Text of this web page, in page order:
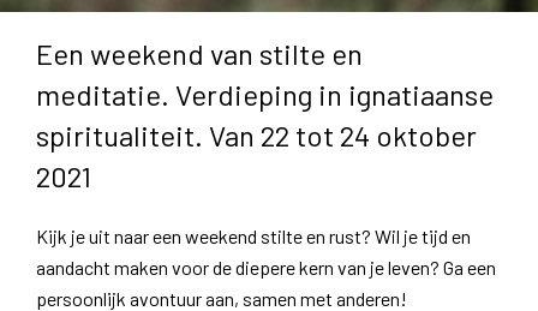
Een weekend van stilte en
meditatie. Verdieping in ignatiaanse
spiritualiteit. Van 22 tot 24 oktober
2021
Kijk je uit naar een weekend stilte en rust? Wil je tijd en
aandacht maken voor de diepere kern van je leven? Ga een
persoonlijk avontuur aan, samen met anderen!